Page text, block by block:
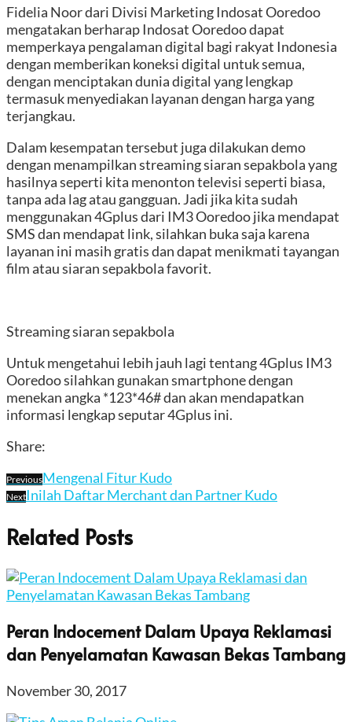
Fidelia Noor dari Divisi Marketing Indosat Ooredoo
mengatakan berharap Indosat Ooredoo dapat
memperkaya pengalaman digital bagi rakyat Indonesia
dengan memberikan koneksi digital untuk semua,
dengan menciptakan dunia digital yang lengkap
termasuk menyediakan layanan dengan harga yang
terjangkau.
Dalam kesempatan tersebut juga dilakukan demo
dengan menampilkan streaming siaran sepakbola yang
hasilnya seperti kita menonton televisi seperti biasa,
tanpa ada lag atau gangguan. Jadi jika kita sudah
menggunakan 4Gplus dari IM3 Ooredoo jika mendapat
SMS dan mendapat link, silahkan buka saja karena
layanan ini masih gratis dan dapat menikmati tayangan
film atau siaran sepakbola favorit.
Streaming siaran sepakbola
Untuk mengetahui lebih jauh lagi tentang 4Gplus IM3
Ooredoo silahkan gunakan smartphone dengan
menekan angka *123*46# dan akan mendapatkan
informasi lengkap seputar 4Gplus ini.
Share:
PreviousMengenal Fitur Kudo
NextInilah Daftar Merchant dan Partner Kudo
Related Posts
Peran Indocement Dalam Upaya Reklamasi
dan Penyelamatan Kawasan Bekas Tambang
November 30, 2017